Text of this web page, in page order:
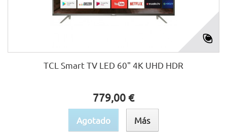
TCL Smart TV LED 60" 4K UHD HDR
779,00 €
Agotado Más